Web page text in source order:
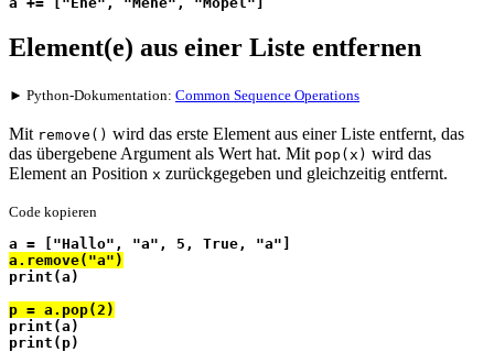
Element(e) aus einer Liste entfernen
► Python-Dokumentation: Common Sequence Operations
Mit remove() wird das erste Element aus einer Liste entfernt, das
das übergebene Argument als Wert hat. Mit pop(x) wird das
Element an Position x zurückgegeben und gleichzeitig entfernt.
Code kopieren
a = ["Hallo", "a", 5, True, "a"]
a.remove("a")
print(a)
p = a.pop(2)
print(a)
print(p)